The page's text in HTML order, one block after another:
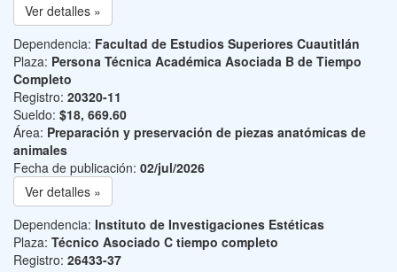
Ver detalles »
Dependencia: Facultad de Estudios Superiores Cuautitlán
Plaza: Persona Técnica Académica Asociada B de Tiempo
Completo
Registro: 20320-11
Sueldo: $18, 669.60
Área: Preparación y preservación de piezas anatómicas de
animales
Fecha de publicación: 02/jul/2026
Ver detalles »
Dependencia: Instituto de Investigaciones Estéticas
Plaza: Técnico Asociado C tiempo completo
Registro: 26433-37